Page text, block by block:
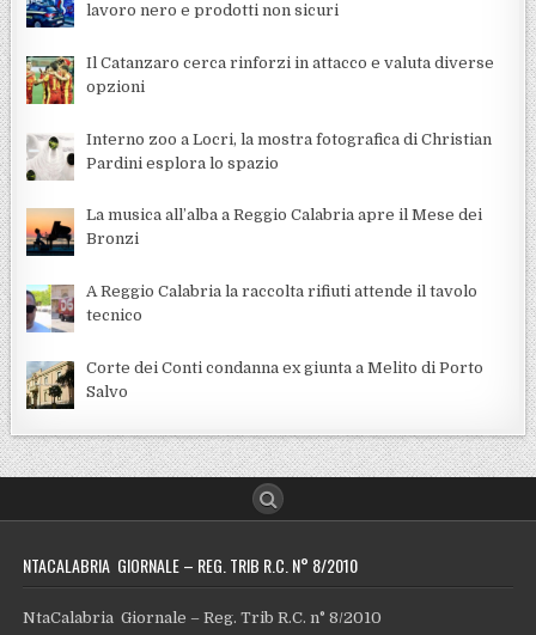
lavoro nero e prodotti non sicuri
Il Catanzaro cerca rinforzi in attacco e valuta diverse
opzioni
Interno zoo a Locri, la mostra fotografica di Christian
Pardini esplora lo spazio
La musica all’alba a Reggio Calabria apre il Mese dei
Bronzi
A Reggio Calabria la raccolta rifiuti attende il tavolo
tecnico
Corte dei Conti condanna ex giunta a Melito di Porto
Salvo
NTACALABRIA GIORNALE – REG. TRIB R.C. N° 8/2010
NtaCalabria Giornale – Reg. Trib R.C. n° 8/2010